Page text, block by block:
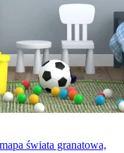
świata granatowa,